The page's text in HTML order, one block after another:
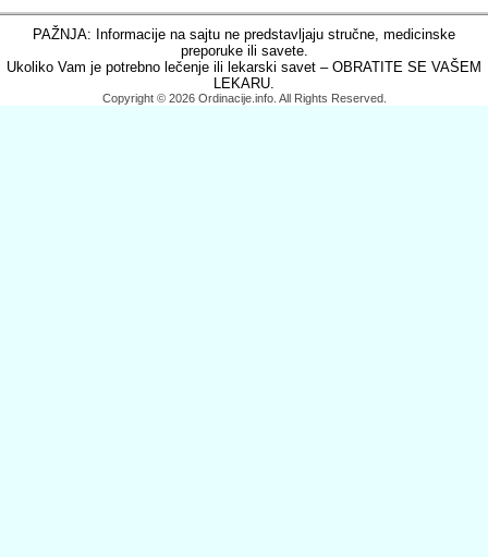
PAŽNJA: Informacije na sajtu ne predstavljaju stručne, medicinske
preporuke ili savete.
Ukoliko Vam je potrebno lečenje ili lekarski savet – OBRATITE SE VAŠEM
LEKARU.
Copyright © 2026 Ordinacije.info. All Rights Reserved.